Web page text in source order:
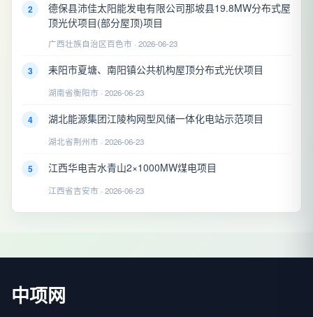
2
德保县沛佳太阳能发电有限公司那坡县19.8MW分布式屋
顶光伏项目(部分屋顶)项目
广西壮族自治区百色市 · 2026-06-23
3 耒阳市夏塘、南阳镇公共机构屋顶分布式光伏项目
湖南省衡阳市 · 2026-06-23
4 湖北能源集团江陵构网型风储一体化电站示范项目
湖北省荆州市 · 2026-06-23
5 江西华电吉水青山2×1000MW煤电项目
江西省吉安市 · 2026-06-23
中项网